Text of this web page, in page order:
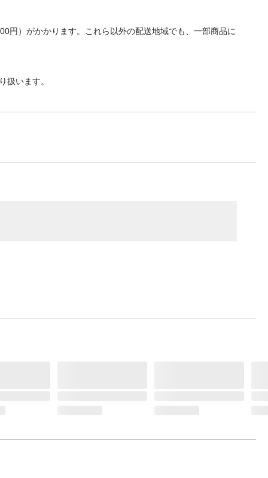
円）がかかります。これら以外の配送地域でも、一部商品に
扱います。